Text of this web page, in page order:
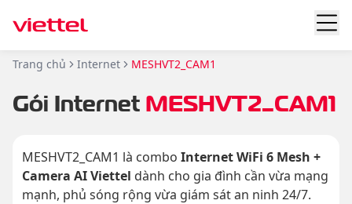
Trang chủ Internet MESHVT2_CAM1
Gói Internet MESHVT2_CAM1
MESHVT2_CAM1 là combo Internet WiFi 6 Mesh +
Camera AI Viettel dành cho gia đình cần vừa mạng
mạnh, phủ sóng rộng vừa giám sát an ninh 24/7.